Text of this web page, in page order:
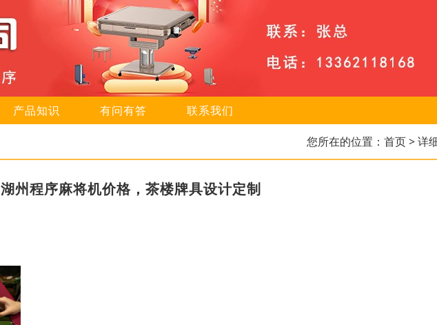
产品知识 有问有答 联系我们
您所在的位置： 首页> 详
湖州程序麻将机价格，茶楼牌具设计定制